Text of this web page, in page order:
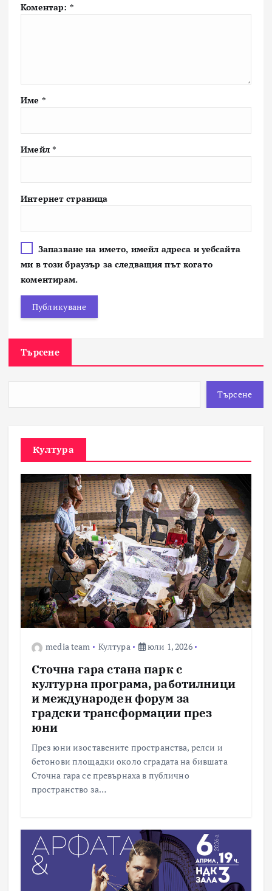
Коментар: *
Име *
Имейл *
Интернет страница
Запазване на името, имейл адреса и уебсайта
ми в този браузър за следващия път когато
коментирам.
Търсене
Търсене
Култура
media team Култура юли 1, 2026
Сточна гара стана парк с
културна програма, работилници
и международен форум за
градски трансформации през
юни
През юни изоставените пространства, релси и
бетонови площадки около сградата на бившата
Сточна гара се превърнаха в публично
пространство за…